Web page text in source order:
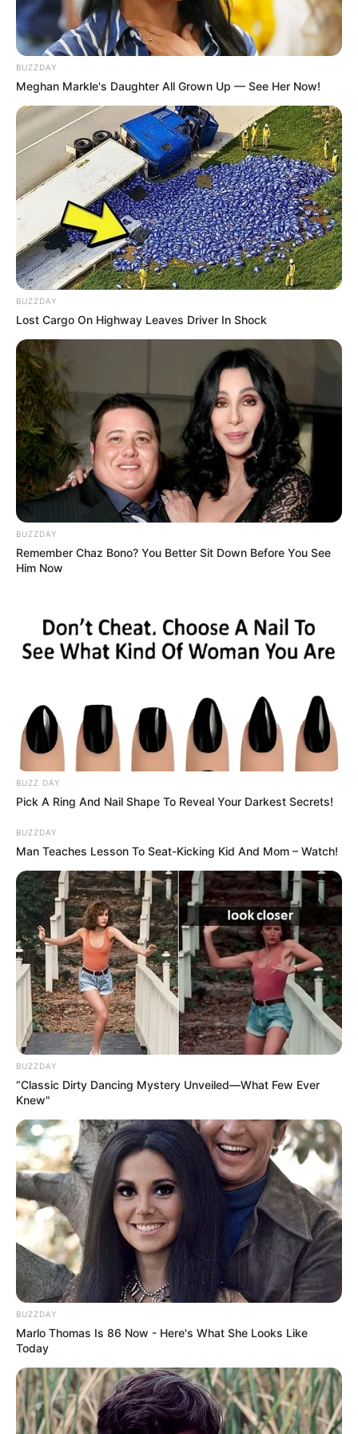
Залишити відповідь
Щоб відправити коментар вам необхідно
авторизуватись.
Погода
Ужгород
влажность:
давление:
ветер:
Погода на 10 дней отsinoptik.ua
Новини
Скандал у Берегівському ТЦК: сотням чоловіків
незаконно скасовували відстрочки та не
випускали з приміщення (фото)
Попит на нерухомість в Ужгороді зростає –
У селі на Закарпатті жінки взялися засипати
До $20 тисяч за «списання»: на Закарпатті
розслідують схему з військовозобов’язаними —
підозри отримали екскерівники Мукачівського
ТЦК
Категорії
Без рубрики
Гарячi
Культура
Нам пишуть
Партнерські матеріали
Події
Політика
Спорт
Схеми
[wp-rss-aggregator id="2"]
BUZZDAY
Meghan Markle's Daughter All Grown Up — See Her Now!
BUZZDAY
Lost Cargo On Highway Leaves Driver In Shock
BUZZDAY
Remember Chaz Bono? You Better Sit Down Before You See
Him Now
BUZZ DAY
Pick A Ring And Nail Shape To Reveal Your Darkest Secrets!
BUZZDAY
Man Teaches Lesson To Seat-Kicking Kid And Mom – Watch!
BUZZDAY
“Classic Dirty Dancing Mystery Unveiled—What Few Ever
Knew"
BUZZDAY
Marlo Thomas Is 86 Now - Here's What She Looks Like
Today